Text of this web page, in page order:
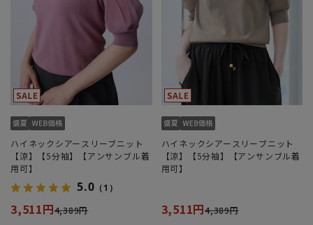
ハイネックシアースリーブニット
【涼】【5分袖】【アンサンブル着
用可】
5.0 （1）
3,511円4,389円
ハイネックシアースリーブニット
【涼】【5分袖】【アンサンブル着
用可】
3,511円4,389円